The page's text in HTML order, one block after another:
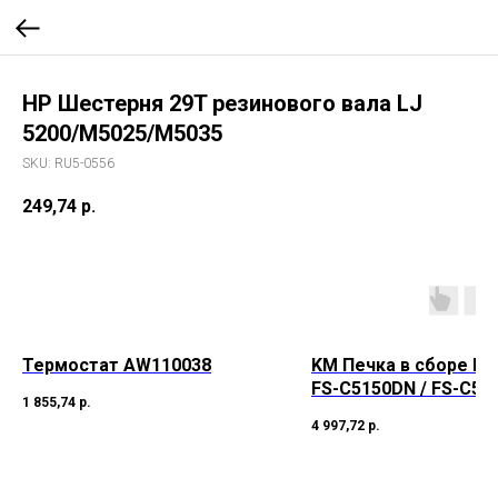
НР Шестерня 29T резинового вала LJ
5200/M5025/M5035
SKU: RU5-0556
249,74 р.
Термостат AW110038
1 855,74 р.
KM Печка в сборе
FS-C5150DN / FS-
4 997,72 р.